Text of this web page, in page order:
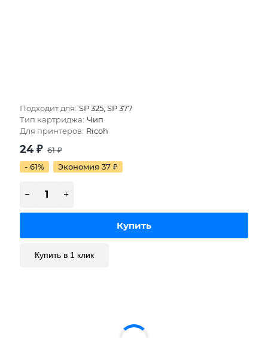
Подходит для: SP 325, SP 377
Тип картриджа: Чип
Для принтеров: Ricoh
24₽ 61₽
- 61%
Экономия 37 ₽
Купить в 1 клик